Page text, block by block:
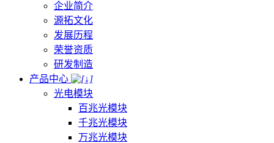
企业简介
源拓文化
发展历程
荣誉资质
研发制造
产品中心
光电模块
百兆光模块
千兆光模块
万兆光模块